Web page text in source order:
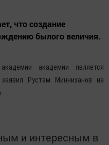
что создание
былого величия.
академии является
Рустам Минниханов на
и интересным в